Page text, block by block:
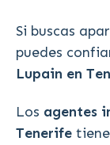
Si buscas
puedes
Lupain en
Los agentes
Tenerife